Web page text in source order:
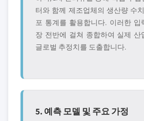
터와 함께 제조업체의 생산량 수
포 통계를 활용합니다. 이러한 입
장 전반에 걸쳐 종합하여 실제 산
글로벌 추정치를 도출합니다.
5. 예측 모델 및 주요 가정